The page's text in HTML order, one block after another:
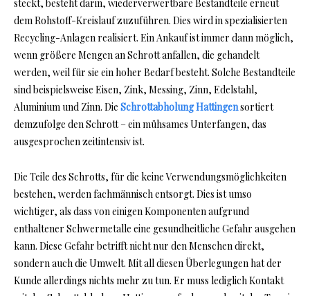
steckt, besteht darin, wiederverwertbare Bestandteile erneut
dem Rohstoff-Kreislauf zuzuführen. Dies wird in spezialisierten
Recycling-Anlagen realisiert. Ein Ankauf ist immer dann möglich,
wenn größere Mengen an Schrott anfallen, die gehandelt
werden, weil für sie ein hoher Bedarf besteht. Solche Bestandteile
sind beispielsweise Eisen, Zink, Messing, Zinn, Edelstahl,
Aluminium und Zinn. Die Schrottabholung Hattingensortiert
demzufolge den Schrott – ein mühsames Unterfangen, das
ausgesprochen zeitintensiv ist.
Die Teile des Schrotts, für die keine Verwendungsmöglichkeiten
bestehen, werden fachmännisch entsorgt. Dies ist umso
wichtiger, als dass von einigen Komponenten aufgrund
enthaltener Schwermetalle eine gesundheitliche Gefahr ausgehen
kann. Diese Gefahr betrifft nicht nur den Menschen direkt,
sondern auch die Umwelt. Mit all diesen Überlegungen hat der
Kunde allerdings nichts mehr zu tun. Er muss lediglich Kontakt